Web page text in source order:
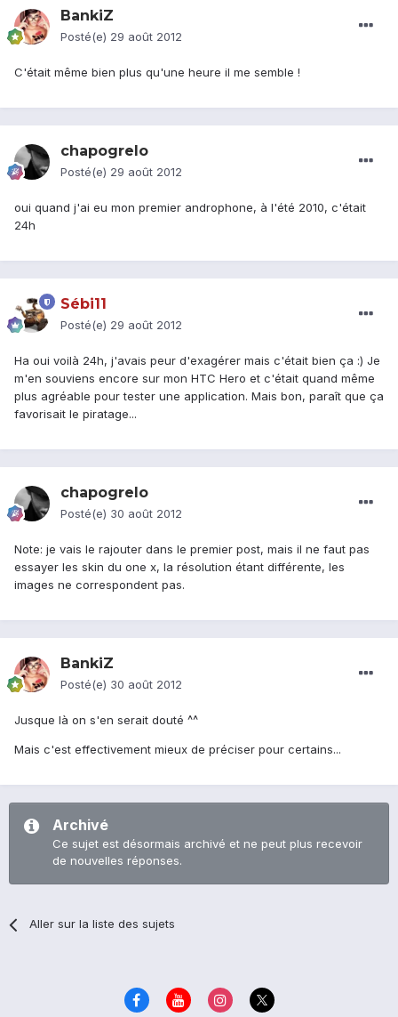
BankiZ
Posté(e) 29 août 2012
C'était même bien plus qu'une heure il me semble !
chapogrelo
Posté(e) 29 août 2012
oui quand j'ai eu mon premier androphone, à l'été 2010, c'était
24h
Sébi11
Posté(e) 29 août 2012
Ha oui voilà 24h, j'avais peur d'exagérer mais c'était bien ça :) Je
m'en souviens encore sur mon HTC Hero et c'était quand même
plus agréable pour tester une application. Mais bon, paraît que ça
favorisait le piratage...
chapogrelo
Posté(e) 30 août 2012
Note: je vais le rajouter dans le premier post, mais il ne faut pas
essayer les skin du one x, la résolution étant différente, les
images ne correspondent pas.
BankiZ
Posté(e) 30 août 2012
Jusque là on s'en serait douté ^^
Mais c'est effectivement mieux de préciser pour certains...
Archivé
Ce sujet est désormais archivé et ne peut plus recevoir
de nouvelles réponses.
Aller sur la liste des sujets